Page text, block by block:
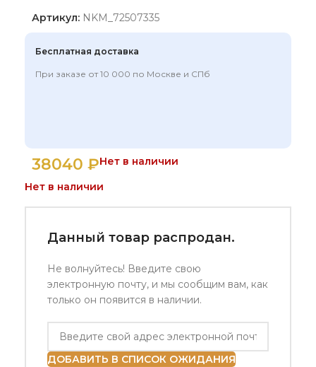
Артикул: NKM_72507335
Бесплатная доставка
При заказе от 10 000 по Москве и СПб
38040 ₽Нет в наличии
Нет в наличии
Данный товар распродан.
Не волнуйтесь! Введите свою
электронную почту, и мы сообщим вам, как
только он появится в наличии.
ДОБАВИТЬ В СПИСОК ОЖИДАНИЯ